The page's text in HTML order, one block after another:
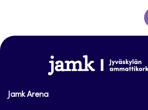
www.jamk.fi
Jamk Arena